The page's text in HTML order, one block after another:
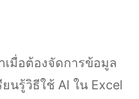
เมื่อต้องจัดการข้อมูล
นรู้วิธีใช้ AI ใน Excel